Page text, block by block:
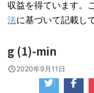
収益を得ています。
法に基づいて記載し
g (1)-min
2020年9月11日